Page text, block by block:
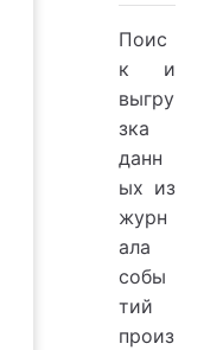
Поис
к и
выгру
зка
данн
ых из
журн
ала
собы
тий
произ